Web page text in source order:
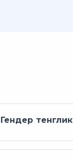
Гендер тенглик